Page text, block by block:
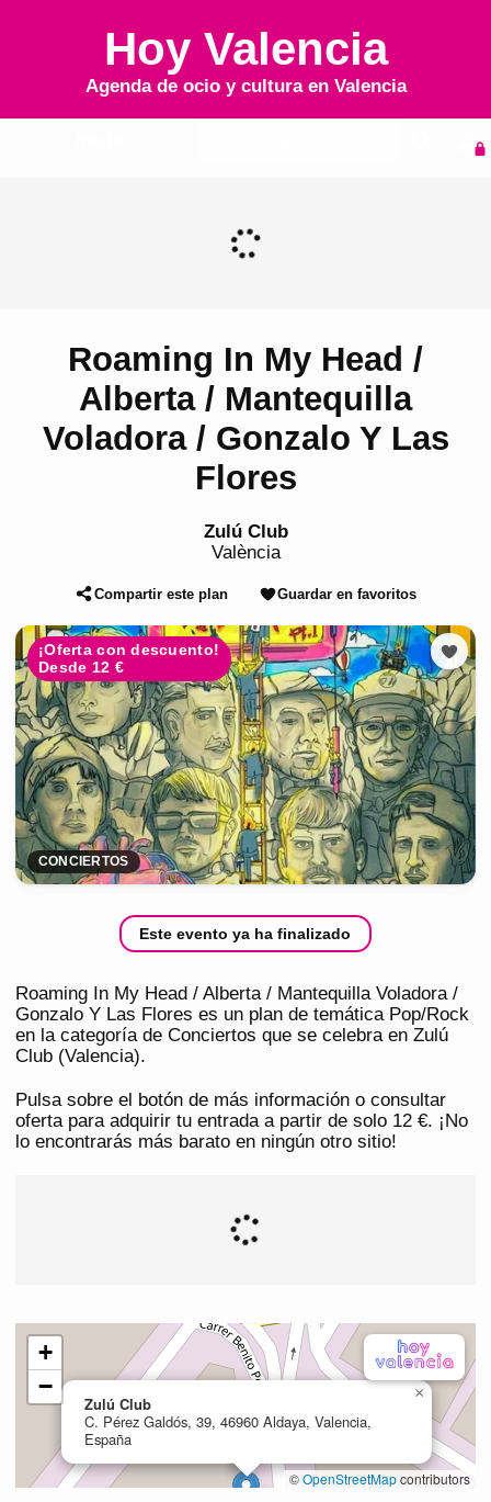
Hoy Valencia
Agenda de ocio y cultura en Valencia
Roaming In My Head /
Alberta / Mantequilla
Voladora / Gonzalo Y Las
Flores
Zulú Club
València
Compartir este plan Guardar en favoritos
¡Oferta con descuento!
Desde 12 €
CONCIERTOS
Este evento ya ha finalizado
Roaming In My Head / Alberta / Mantequilla Voladora /
Gonzalo Y Las Flores es un plan de temática Pop/Rock
en la categoría de Conciertos que se celebra en Zulú
Club (Valencia).
Pulsa sobre el botón de más información o consultar
oferta para adquirir tu entrada a partir de solo 12 €. ¡No
lo encontrarás más barato en ningún otro sitio!